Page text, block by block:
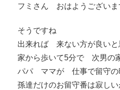
フミさん おはようございま
そうですね
出来れば 来ない方が良いと
家から歩いて5分で 次男の
パパ ママが 仕事で留守の
孫達だけのお留守番は寂しい